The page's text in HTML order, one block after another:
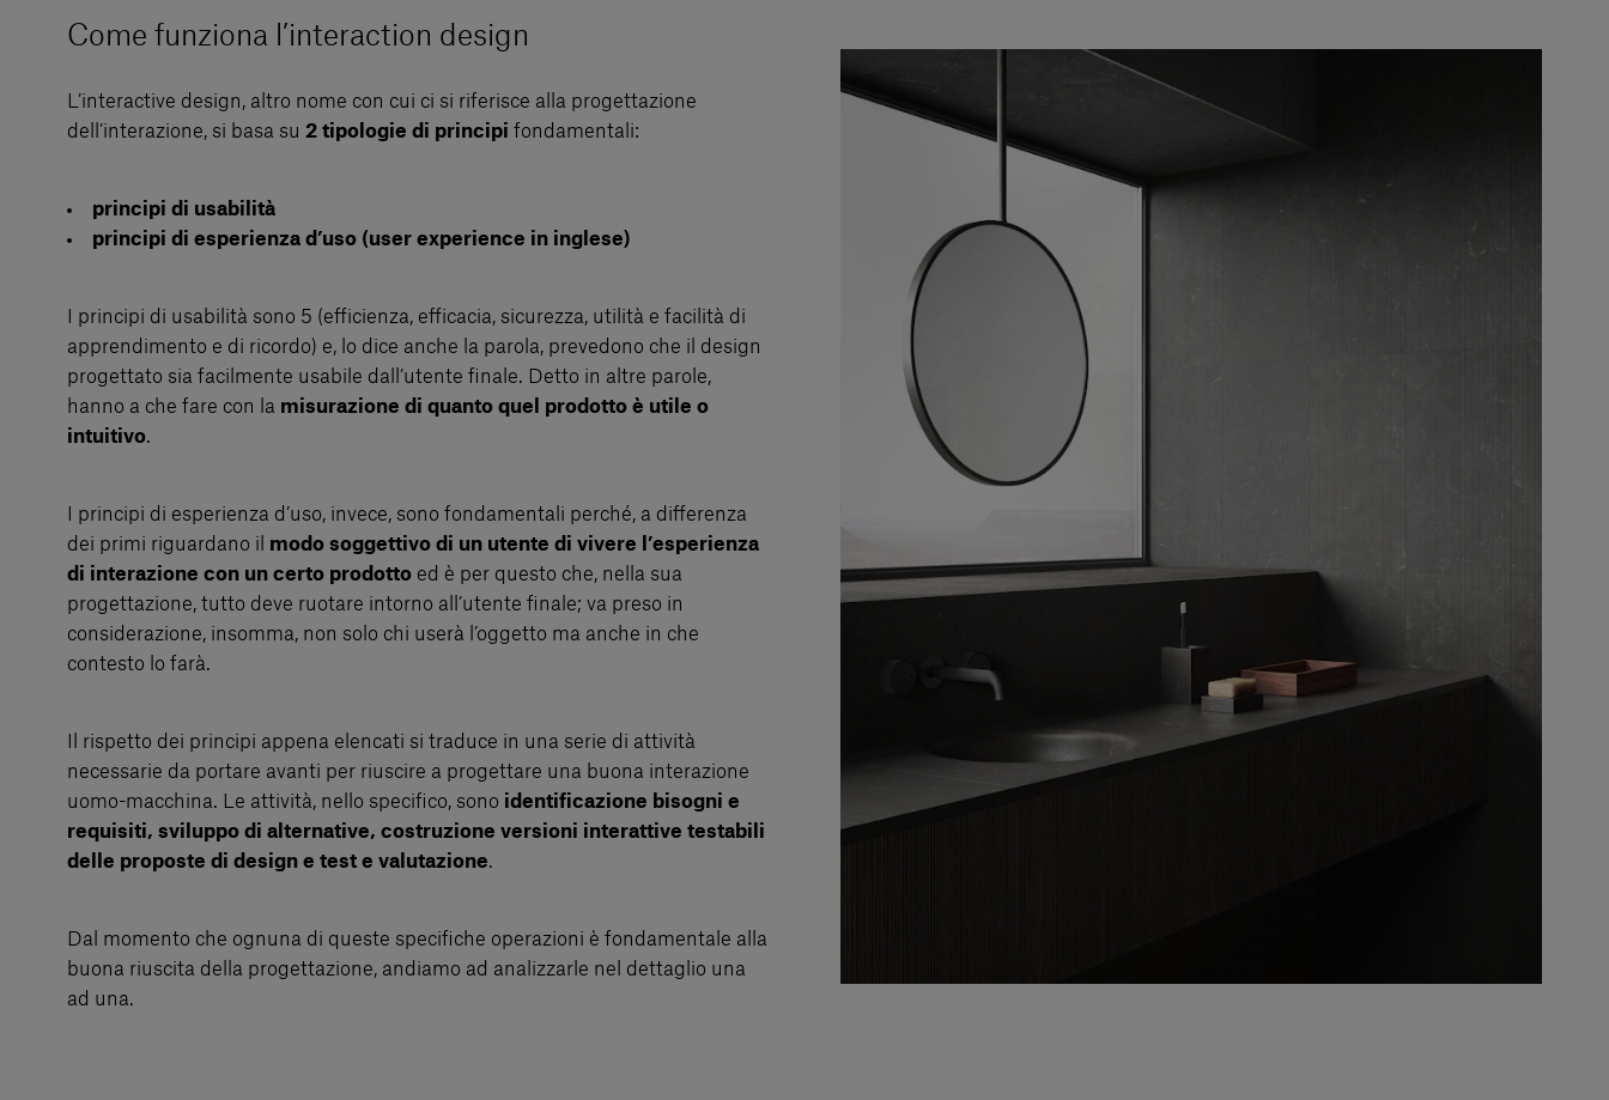
Come funziona l’interaction design
L’interactive design, altro nome con cui ci si riferisce alla progettazione
dell’interazione, si basa su 2 tipologie di principi fondamentali:
principi di usabilità
principi di esperienza d’uso (user experience in inglese)
I principi di usabilità sono 5 (efficienza, efficacia, sicurezza, utilità e facilità di
apprendimento e di ricordo) e, lo dice anche la parola, prevedono che il design
progettato sia facilmente usabile dall’utente finale. Detto in altre parole,
hanno a che fare con la misurazione di quanto quel prodotto è utile o
intuitivo.
I principi di esperienza d’uso, invece, sono fondamentali perché, a differenza
dei primi riguardano il modo soggettivo di un utente di vivere l’esperienza
di interazione con un certo prodotto ed è per questo che, nella sua
progettazione, tutto deve ruotare intorno all’utente finale; va preso in
considerazione, insomma, non solo chi userà l’oggetto ma anche in che
contesto lo farà.
Il rispetto dei principi appena elencati si traduce in una serie di attività
necessarie da portare avanti per riuscire a progettare una buona interazione
uomo-macchina. Le attività, nello specifico, sono identificazione bisogni e
requisiti, sviluppo di alternative, costruzione versioni interattive testabili
delle proposte di design e test e valutazione.
Dal momento che ognuna di queste specifiche operazioni è fondamentale alla
buona riuscita della progettazione, andiamo ad analizzarle nel dettaglio una
ad una.